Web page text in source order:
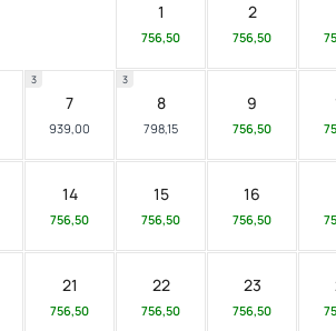
1
756,50
2
756,50
7
939,00
3
8
798,15
3
9
756,50
14
756,50
15
756,50
16
756,50
21
756,50
22
756,50
23
756,50